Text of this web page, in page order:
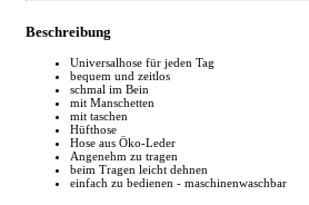
Beschreibung
Universalhose für jeden Tag
bequem und zeitlos
schmal im Bein
mit Manschetten
mit taschen
Hüfthose
Hose aus Öko-Leder
Angenehm zu tragen
beim Tragen leicht dehnen
einfach zu bedienen - maschinenwaschbar